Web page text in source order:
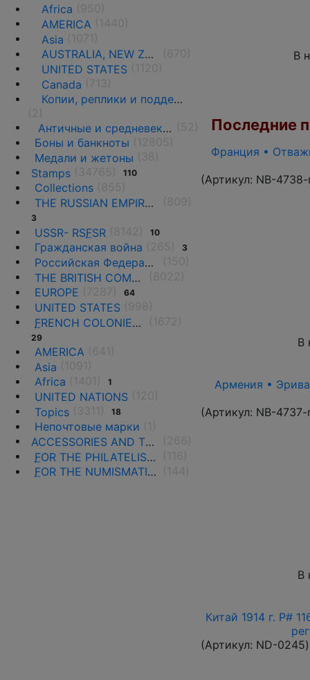
Africa
AMERICA
Asia
AUSTRALIA, NEW ZEALAND AND OCEANIA
UNITED STATES
Canada
Копии, реплики и подделки
Античные и средневековые государства
Боны и банкноты
Медали и жетоны
Stamps
110
Collections
THE RUSSIAN EMPIRE UNTIL 1917.
3
USSR- RSFSR 10
Гражданская война 3
Российская Федерация(1992 г.-н.д.)
THE BRITISH COMMONWEALTH
EUROPE
64
UNITED STATES
FRENCH COLONIES AND THE TERRITORIES
29
AMERICA
Asia
Africa
1
UNITED NATIONS
Topics
18
Непочтовые марки
ACCESSORIES AND THE LITERATURE
FOR THE PHILATELISTS
FOR THE NUMISMATISTS
В
Последние
Франция •
(Артикул: NB-4738-
В
Армения •
(Артикул: NB-4737-
В
Китай 1914 г. P#
(Артикул: ND-0245)